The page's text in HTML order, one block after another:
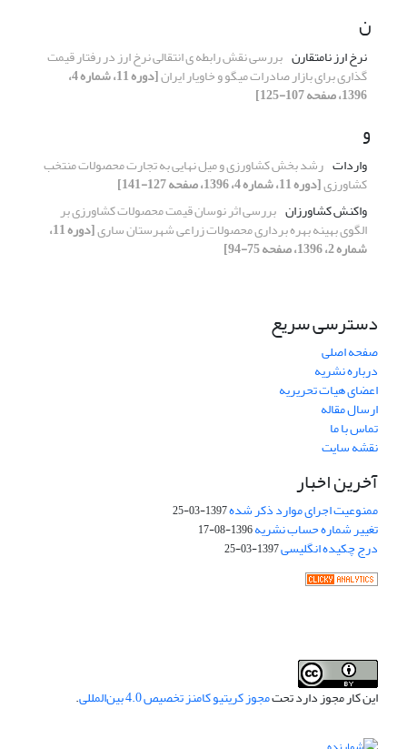
ن
نرخ ارز نامتقارن بررسی نقش رابطه ی انتقالی نرخ ارز در رفتار قیمت
گذاری برای بازار صادرات میگو و خاویار ایران [دوره 11، شماره 4،
1396، صفحه 107-125]
و
واردات رشد بخش کشاورزی و میل نهایی به تجارت محصولات منتخب
کشاورزی[دوره 11، شماره 4، 1396، صفحه 127-141]
واکنش کشاورزان بررسی اثر نوسان قیمت محصولات کشاورزی بر
الگوی بهینه بهره برداری محصولات زراعی شهرستان ساری [دوره 11،
شماره 2، 1396، صفحه 75-94]
دسترسی سریع
صفحه اصلی
درباره نشریه
اعضای هیات تحریریه
ارسال مقاله
تماس با ما
نقشه سایت
آخرین اخبار
ممنوعیت اجرای موارد ذکر شده1397-03-25
تغییر شماره حساب نشریه1396-08-17
درج چکیده انگلیسی1397-03-25
این کار مجوز دارد تحتمجوز کریتیو کامنز تخصیص 4.0 بین‌المللی .